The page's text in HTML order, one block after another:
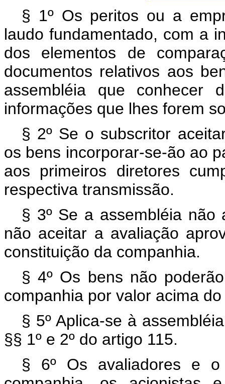
§ 1º Os peritos ou a
laudo fundamentado, com a
dos elementos de
documentos relativos aos
assembléia que
informações que lhes forem
§ 2º Se o subscritor
os bens incorporar-se-ão ao
aos primeiros diretores
respectiva transmissão.
§ 3º Se a assembléia
não aceitar a avaliação
constituição da companhia.
§ 4º Os bens não
companhia por valor acima
§ 5º Aplica-se à
§§ 1º e 2º do artigo 115.
§ 6º Os avaliadores e o